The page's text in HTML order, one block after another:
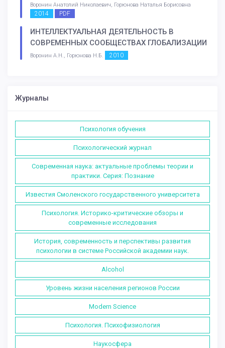
Воронин Анатолий Николаевич, Горюнова Наталья Борисовна
2014 PDF
ИНТЕЛЛЕКТУАЛЬНАЯ ДЕЯТЕЛЬНОСТЬ В
СОВРЕМЕННЫХ СООБЩЕСТВАХ ГЛОБАЛИЗАЦИИ
Воронин А.Н., Горюнова Н.Б. 2010
Журналы
Психология обучения
Психологический журнал
Современная наука: актуальные проблемы теории и
практики. Серия: Познание
Известия Смоленского государственного университета
Психология. Историко-критические обзоры и
современные исследования
История, современность и перспективы развития
психологии в системе Российской академии наук.
Alcohol
Уровень жизни населения регионов России
Modern Science
Психология. Психофизиология
Наукосфера